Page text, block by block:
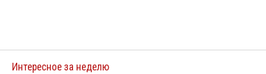
Интересное за неделю